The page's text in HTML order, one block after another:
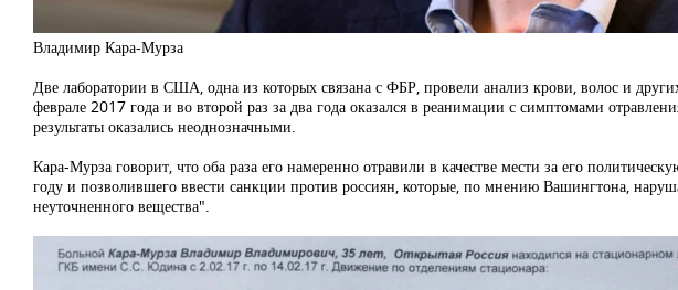
Владимир Кара-Мурза
Две лаборатории в США, одна из которых связана с ФБР, провели анализ крови, волос и
феврале 2017 года и во второй раз за два года оказался в реанимации с симптомами
результаты оказались неоднозначными.
Кара-Мурза говорит, что оба раза его намеренно отравили в качестве мести за его
году и позволившего ввести санкции против россиян, которые, по мнению Вашингтона,
неуточненного вещества".